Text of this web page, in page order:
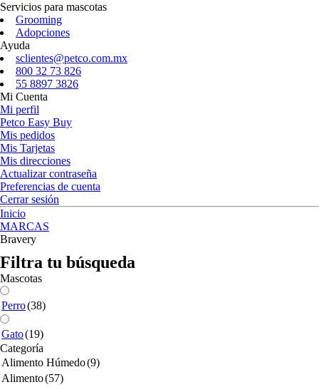
Servicios para mascotas
Grooming
Adopciones
Ayuda
sclientes@petco.com.mx
800 32 73 826
55 8897 3826
Mi Cuenta
Mi perfil
Petco Easy Buy
Mis pedidos
Mis Tarjetas
Mis direcciones
Actualizar contraseña
Preferencias de cuenta
Cerrar sesión
Inicio
MARCAS
Bravery
Filtra tu búsqueda
Mascotas
Perro(38)
Gato(19)
Categoría
Alimento Húmedo(9)
Alimento(57)